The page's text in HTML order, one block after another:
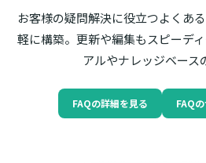
お客様の疑問解決に役立つよくあ
軽に構築。更新や編集もスピーデ
アルやナレッジベース
FAQの詳細を見る FAQ